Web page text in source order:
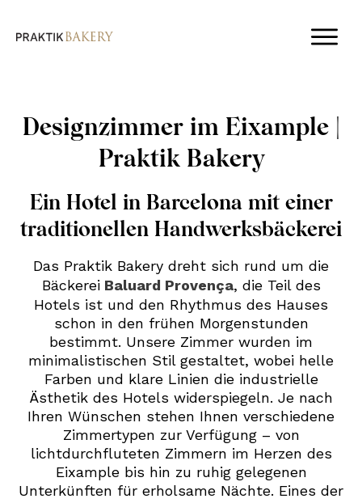
Designzimmer im Eixample |
Praktik Bakery
Ein Hotel in Barcelona mit einer
traditionellen Handwerksbäckerei
Das Praktik Bakery dreht sich rund um die
Bäckerei Baluard Provença, die Teil des
Hotels ist und den Rhythmus des Hauses
schon in den frühen Morgenstunden
bestimmt. Unsere Zimmer wurden im
minimalistischen Stil gestaltet, wobei helle
Farben und klare Linien die industrielle
Ästhetik des Hotels widerspiegeln. Je nach
Ihren Wünschen stehen Ihnen verschiedene
Zimmertypen zur Verfügung – von
lichtdurchfluteten Zimmern im Herzen des
Eixample bis hin zu ruhig gelegenen
Unterkünften für erholsame Nächte. Eines der